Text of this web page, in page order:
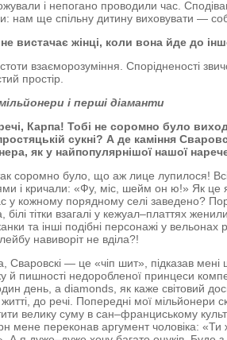
і непогано проводили час.
нам ще спільну дитину виховувати —
вистачає жінці, коли вона йде до
взаєморозуміння. Спорідненості
простір.
і перші діаманти
Карпа! Тобі не соромно було
сукні? А де каміння
як у найпопулярнішої нашої
соромно було, що аж лице лупилося!
і кричали: «Фу, міс, шейм он ю!» Як це
у кожному порядному селі заведено?
білі тітки взагалі у кежуал–платтях
та інші подібні персонажі у
навиворіт не вділа?!
Сваровскі — це «чіп шит», підказав
й пишності недоробленої принцеси
день, а diamonds, як каже світовий
до речі. Попередні мої мільйонери
велику суму в сан–франциському
мене переконав аргумент чоловіка: